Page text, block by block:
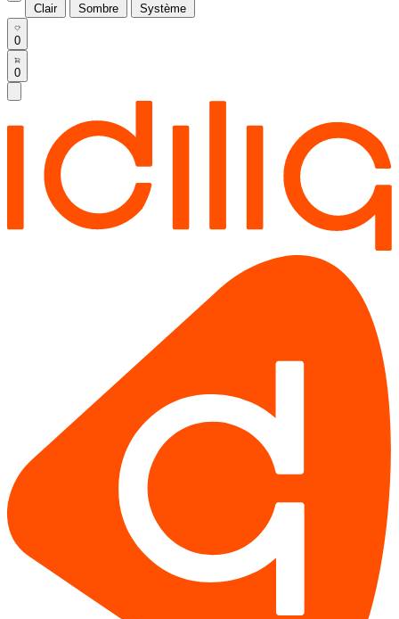
Clair Sombre Système
0
0